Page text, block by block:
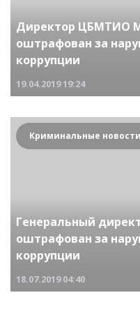
Директор ЦБМТИО
оштрафован за
коррупции
19.04.201919:24
Генеральный
оштрафован за
коррупции
18.07.2019 04:40